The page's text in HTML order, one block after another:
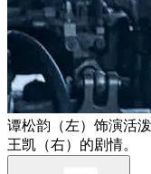
谭松韵（左）饰演活
王凯（右）的剧情。